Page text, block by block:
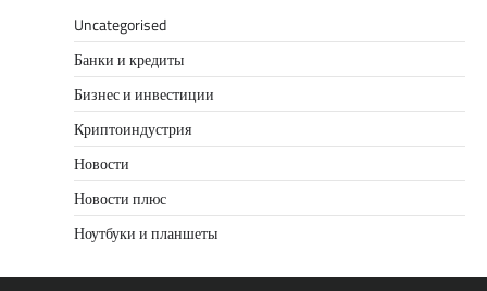
Uncategorised
Банки и кредиты
Бизнес и инвестиции
Криптоиндустрия
Новости
Новости плюс
Ноутбуки и планшеты